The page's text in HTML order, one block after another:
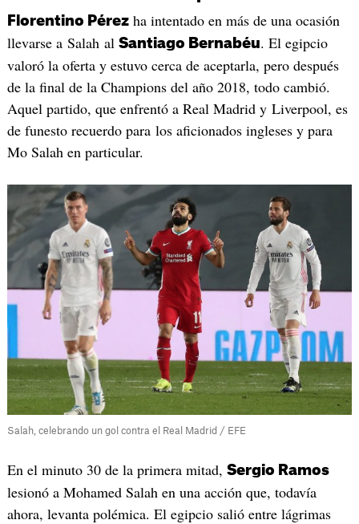
Florentino Pérezha intentado en más de una ocasión
llevarse a Salah al Santiago Bernabéu. El egipcio
valoró la oferta y estuvo cerca de aceptarla, pero después
de la final de la Champions del año 2018, todo cambió.
Aquel partido, que enfrentó a Real Madrid y Liverpool, es
de funesto recuerdo para los aficionados ingleses y para
Mo Salah en particular.
Salah, celebrando un gol contra el Real Madrid / EFE
En el minuto 30 de la primera mitad, Sergio Ramos
lesionó a Mohamed Salah en una acción que, todavía
ahora, levanta polémica. El egipcio salió entre lágrimas